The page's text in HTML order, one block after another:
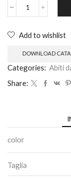
Add to wishlist
DOWNLOAD
Categories: Abiti
Share:
color
Taglia